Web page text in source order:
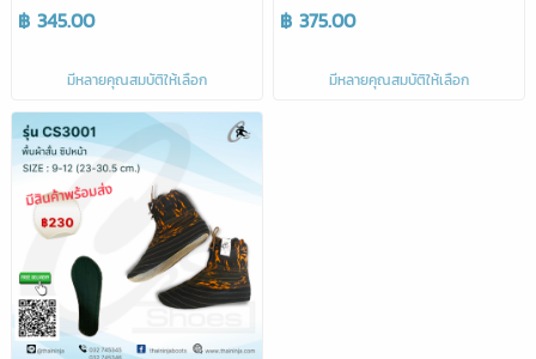
฿ 345.00
มีหลายคุณสมบัติให้เลือก
฿ 375.00
มีหลายคุณสมบัติให้เลือก